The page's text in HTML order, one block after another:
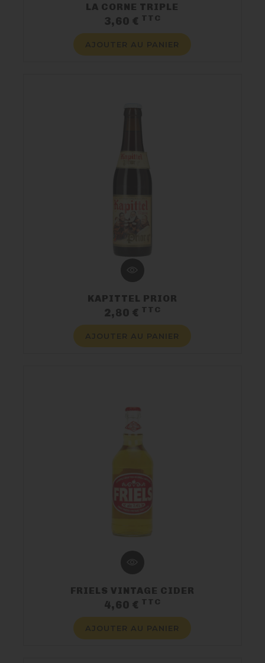
LA CORNE TRIPLE
3,60 € TTC
AJOUTER AU PANIER
KAPITTEL PRIOR
2,80 € TTC
AJOUTER AU PANIER
FRIELS VINTAGE CIDER
4,60 € TTC
AJOUTER AU PANIER